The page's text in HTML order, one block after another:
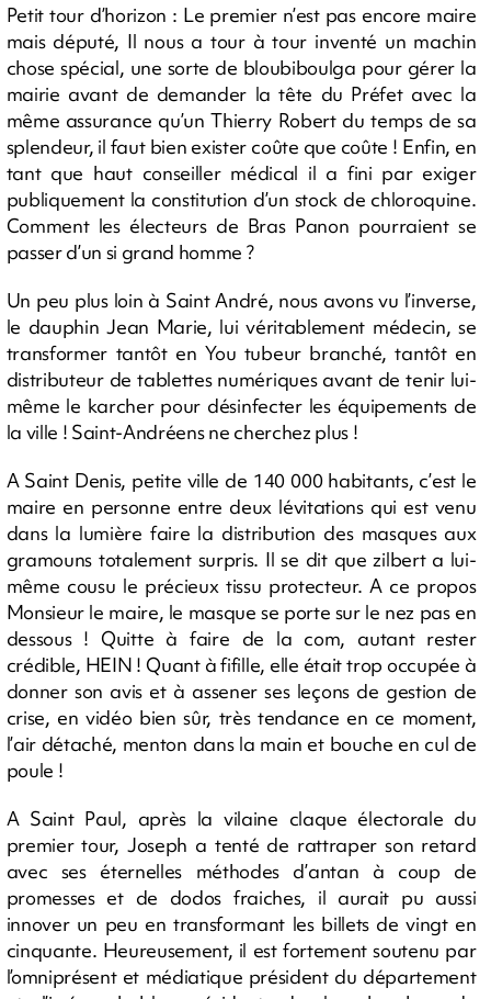
Petit tour d’horizon : Le premier n’est pas encore maire
mais député, Il nous a tour à tour inventé un machin
chose spécial, une sorte de bloubiboulga pour gérer la
mairie avant de demander la tête du Préfet avec la
même assurance qu’un Thierry Robert du temps de sa
splendeur, il faut bien exister coûte que coûte ! Enfin, en
tant que haut conseiller médical il a fini par exiger
publiquement la constitution d’un stock de chloroquine.
Comment les électeurs de Bras Panon pourraient se
passer d’un si grand homme ?
Un peu plus loin à Saint André, nous avons vu l’inverse,
le dauphin Jean Marie, lui véritablement médecin, se
transformer tantôt en You tubeur branché, tantôt en
distributeur de tablettes numériques avant de tenir lui-
même le karcher pour désinfecter les équipements de
la ville ! Saint-Andréens ne cherchez plus !
A Saint Denis, petite ville de 140 000 habitants, c’est le
maire en personne entre deux lévitations qui est venu
dans la lumière faire la distribution des masques aux
gramouns totalement surpris. Il se dit que zilbert a lui-
même cousu le précieux tissu protecteur. A ce propos
Monsieur le maire, le masque se porte sur le nez pas en
dessous ! Quitte à faire de la com, autant rester
crédible, HEIN ! Quant à fifille, elle était trop occupée à
donner son avis et à assener ses leçons de gestion de
crise, en vidéo bien sûr, très tendance en ce moment,
l’air détaché, menton dans la main et bouche en cul de
poule !
A Saint Paul, après la vilaine claque électorale du
premier tour, Joseph a tenté de rattraper son retard
avec ses éternelles méthodes d’antan à coup de
promesses et de dodos fraiches, il aurait pu aussi
innover un peu en transformant les billets de vingt en
cinquante. Heureusement, il est fortement soutenu par
l’omniprésent et médiatique président du département